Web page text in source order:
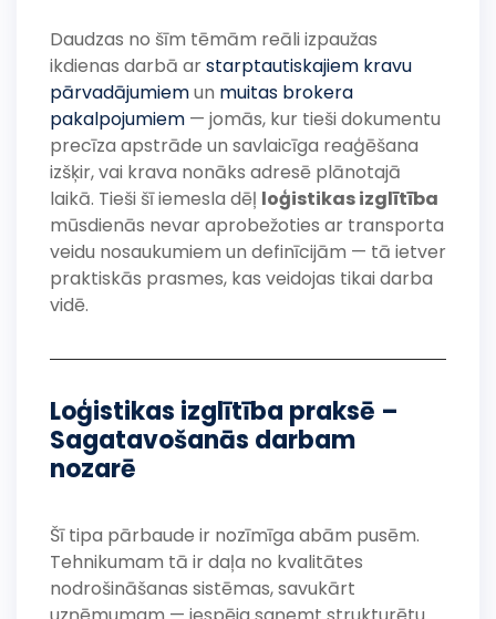
Daudzas no šīm tēmām reāli izpaužas
ikdienas darbā arstarptautiskajiem kravu
pārvadājumiemun muitas brokera
pakalpojumiem — jomās, kur tieši dokumentu
precīza apstrāde un savlaicīga reaģēšana
izšķir, vai krava nonāks adresē plānotajā
laikā. Tieši šī iemesla dēļ loģistikas izglītība
mūsdienās nevar aprobežoties ar transporta
veidu nosaukumiem un definīcijām — tā ietver
praktiskās prasmes, kas veidojas tikai darba
vidē.
Loģistikas izglītība praksē –
Sagatavošanās darbam
nozarē
Šī tipa pārbaude ir nozīmīga abām pusēm.
Tehnikumam tā ir daļa no kvalitātes
nodrošināšanas sistēmas, savukārt